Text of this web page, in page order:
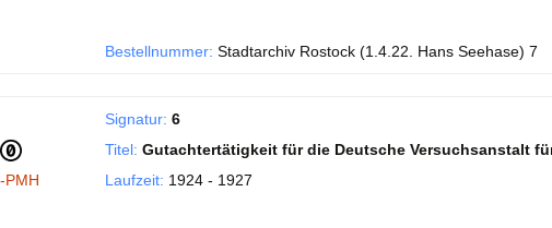
Bestellnummer: Stadtarchiv Rostock (1.4.22. Hans Seehase) 7
PMH
Signatur: 6
Titel: Gutachtertätigkeit für die Deutsche Versuchsanstalt
Laufzeit: 1924 - 1927